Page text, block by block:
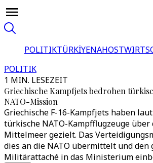
POLITIKTÜRKİYENAHOST
POLITIK
1 MIN. LESEZEIT
Griechische Kampfjets bedrohen
NATO-Mission
Griechische F-16-Kampfjets haben
türkische NATO-Kampfflugzeuge über
Mittelmeer gezielt. Das
dies an die NATO übermittelt und den
Militärattaché in das Ministerium